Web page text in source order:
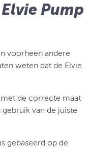
Pump
voorheen andere
weten dat de Elvie
de correcte maat
van de juiste
gebaseerd op de